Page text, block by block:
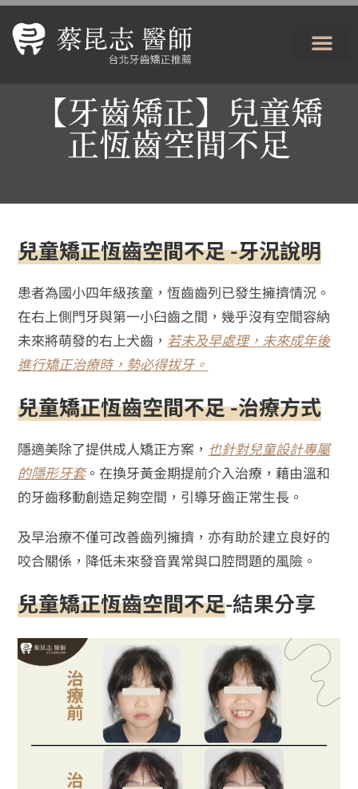
【牙齒矯正】兒童矯
正恆齒空間不足
兒童矯正恆齒空間不足 -牙況說明
患者為國小四年級孩童，恆齒齒列已發生擁擠情況。
在右上側門牙與第一小臼齒之間，幾乎沒有空間容納
未來將萌發的右上犬齒， 若未及早處理，未來成年後
進行矯正治療時，勢必得拔牙。
兒童矯正恆齒空間不足 -治療方式
隱適美除了提供成人矯正方案， 也針對兒童設計專屬
的隱形牙套。在換牙黃金期提前介入治療，藉由溫和
的牙齒移動創造足夠空間，引導牙齒正常生長。
及早治療不僅可改善齒列擁擠，亦有助於建立良好的
咬合關係，降低未來發音異常與口腔問題的風險。
兒童矯正恆齒空間不足-結果分享